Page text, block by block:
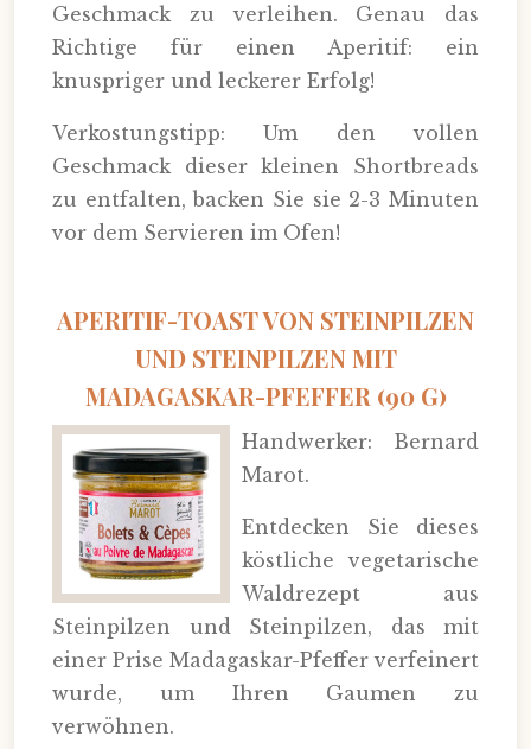
Geschmack zu verleihen. Genau das
Richtige für einen Aperitif: ein
knuspriger und leckerer Erfolg!
Verkostungstipp: Um den vollen
Geschmack dieser kleinen Shortbreads
zu entfalten, backen Sie sie 2-3 Minuten
vor dem Servieren im Ofen!
APERITIF-TOAST VON STEINPILZEN
UND STEINPILZEN MIT
MADAGASKAR-PFEFFER (90 G)
Handwerker: Bernard
Marot.
Entdecken Sie dieses
köstliche vegetarische
Waldrezept aus
Steinpilzen und Steinpilzen, das mit
einer Prise Madagaskar-Pfeffer verfeinert
wurde, um Ihren Gaumen zu
verwöhnen.